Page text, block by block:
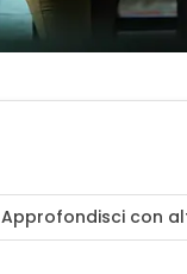
Approfondisci con